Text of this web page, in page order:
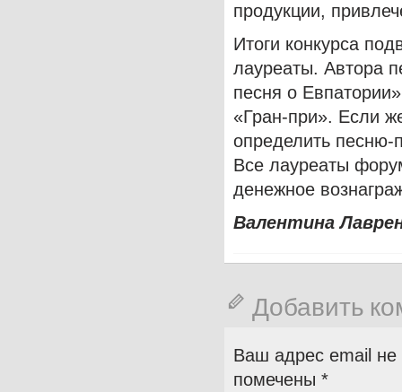
продукции,
Итоги конкурса
лауреаты. Автора
песня о
«Гран-при». Если
определить песню-
Все лауреаты
денежное
Валентина
Добавить
Ваш адрес email не
помечены *